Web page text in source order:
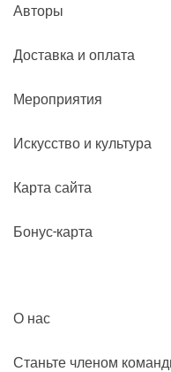
Авторы
Доставка и оплата
Мероприятия
Искусство и культура
Карта сайта
Бонус-карта
О нас
Станьте членом